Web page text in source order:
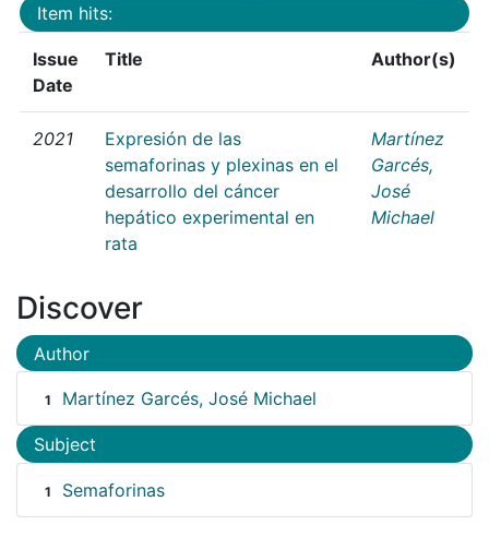
Item hits:
Issue
Date
Title Author(s)
2021
Expresión de las
semaforinas y plexinas en el
desarrollo del cáncer
hepático experimental en
rata
Martínez
Garcés,
José
Michael
Discover
Author
1 Martínez Garcés, José Michael
Subject
1 Semaforinas